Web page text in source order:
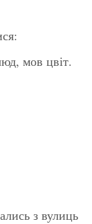
мов цвіт.
з вулиць